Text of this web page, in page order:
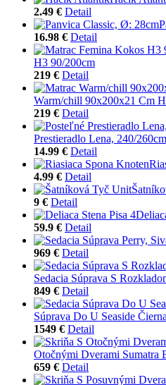
2.49 € Detail
16.98 € Detail
H3 90/200cm
219 € Detail
Warm/chill 90x200x21 Cm
219 € Detail
Prestieradlo Lena, 240/260cm
14.99 € Detail
4.99 € Detail
9 € Detail
59.9 € Detail
969 € Detail
Sedacia Súprava S
849 € Detail
Súprava Do U Seaside
1549 € Detail
Otočnými Dverami Sumatra
659 € Detail